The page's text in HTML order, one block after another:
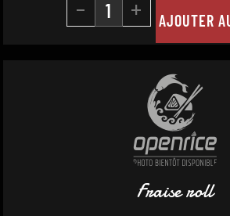
- + AJOUTER
Fraise roll